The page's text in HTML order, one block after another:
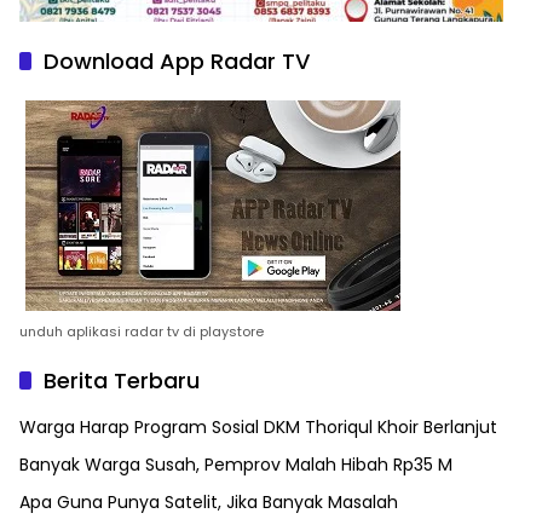
Download App Radar TV
unduh aplikasi radar tv di playstore
Berita Terbaru
Warga Harap Program Sosial DKM Thoriqul Khoir Berlanjut
Banyak Warga Susah, Pemprov Malah Hibah Rp35 M
Apa Guna Punya Satelit, Jika Banyak Masalah